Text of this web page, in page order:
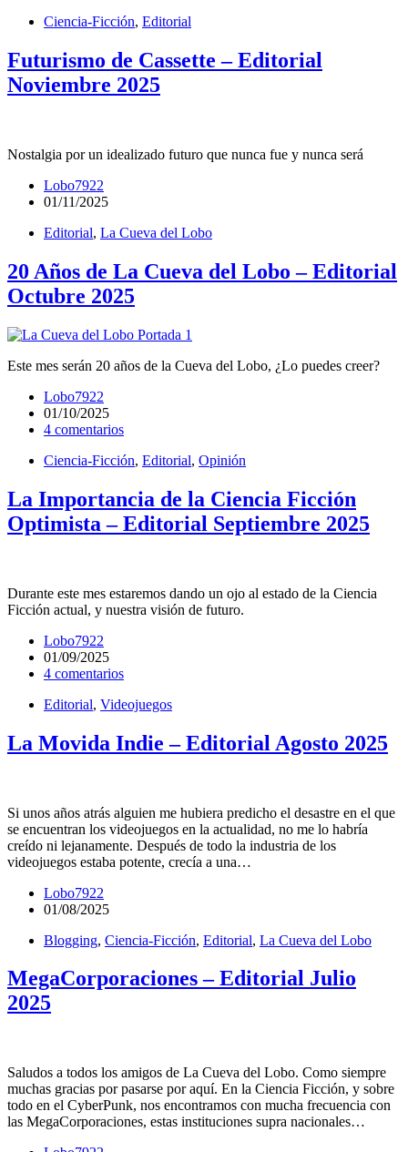
Ciencia-Ficción, Editorial
Futurismo de Cassette – Editorial
Noviembre 2025
Nostalgia por un idealizado futuro que nunca fue y nunca será
Lobo7922
01/11/2025
Editorial, La Cueva del Lobo
20 Años de La Cueva del Lobo – Editorial
Octubre 2025
Este mes serán 20 años de la Cueva del Lobo, ¿Lo puedes creer?
Lobo7922
01/10/2025
4 comentarios
Ciencia-Ficción, Editorial, Opinión
La Importancia de la Ciencia Ficción
Optimista – Editorial Septiembre 2025
Durante este mes estaremos dando un ojo al estado de la Ciencia
Ficción actual, y nuestra visión de futuro.
Lobo7922
01/09/2025
4 comentarios
Editorial, Videojuegos
La Movida Indie – Editorial Agosto 2025
Si unos años atrás alguien me hubiera predicho el desastre en el que
se encuentran los videojuegos en la actualidad, no me lo habría
creído ni lejanamente. Después de todo la industria de los
videojuegos estaba potente, crecía a una…
Lobo7922
01/08/2025
Blogging, Ciencia-Ficción, Editorial, La Cueva del Lobo
MegaCorporaciones – Editorial Julio
2025
Saludos a todos los amigos de La Cueva del Lobo. Como siempre
muchas gracias por pasarse por aquí. En la Ciencia Ficción, y sobre
todo en el CyberPunk, nos encontramos con mucha frecuencia con
las MegaCorporaciones, estas instituciones supra nacionales…